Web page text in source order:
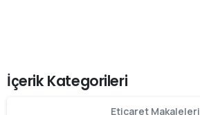
İçerik Kategorileri
Eticaret Makaleleri